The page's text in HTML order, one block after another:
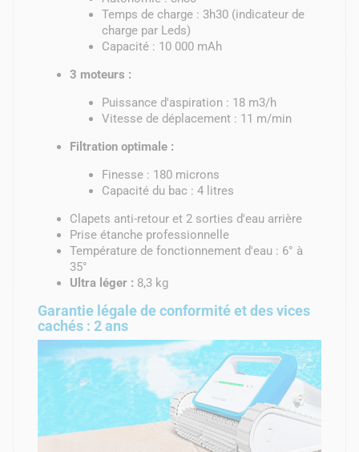
Temps de charge : 3h30 (indicateur de
charge par Leds)
Capacité : 10 000 mAh
3 moteurs :
Puissance d'aspiration : 18 m3/h
Vitesse de déplacement : 11 m/min
Filtration optimale :
Finesse : 180 microns
Capacité du bac : 4 litres
Clapets anti-retour et 2 sorties d'eau arrière
Prise étanche professionnelle
Température de fonctionnement d'eau : 6° à
35°
Ultra léger : 8,3 kg
Garantie légale de conformité et des vices
cachés : 2 ans